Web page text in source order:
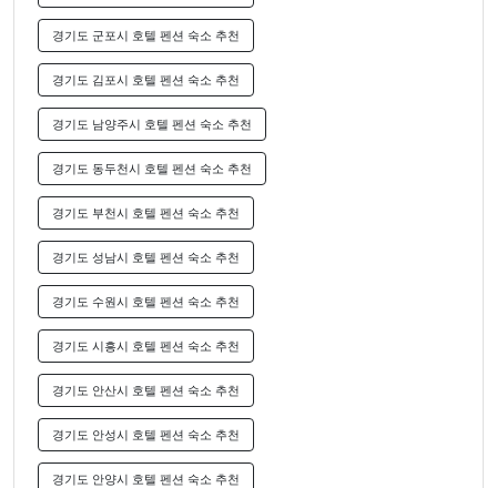
경기도 군포시 호텔 펜션 숙소 추천
경기도 김포시 호텔 펜션 숙소 추천
경기도 남양주시 호텔 펜션 숙소 추천
경기도 동두천시 호텔 펜션 숙소 추천
경기도 부천시 호텔 펜션 숙소 추천
경기도 성남시 호텔 펜션 숙소 추천
경기도 수원시 호텔 펜션 숙소 추천
경기도 시흥시 호텔 펜션 숙소 추천
경기도 안산시 호텔 펜션 숙소 추천
경기도 안성시 호텔 펜션 숙소 추천
경기도 안양시 호텔 펜션 숙소 추천